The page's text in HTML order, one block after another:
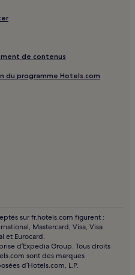
de contenus
du programme Hotels.com
sur fr.hotels.com figurent :
Mastercard, Visa, Visa
et Eurocard.
d’Expedia Group. Tous droits
sont des marques
d’Hotels.com, L.P.